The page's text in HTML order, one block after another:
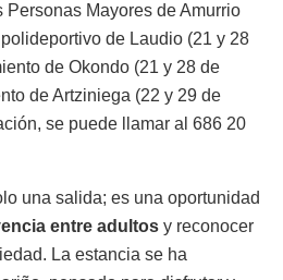
Personas Mayores de Amurrio
de Laudio (21 y 28
de Okondo (21 y 28 de
de Artziniega (22 y 29 de
se puede llamar al 686 20
una salida; es una oportunidad
entre adultos y reconocer
La estancia se ha